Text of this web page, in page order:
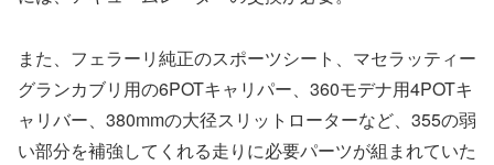
また、フェラーリ純正のスポーツシート、マセラッティー
グランカブリ用の6POTキャリパー、360モデナ用4POTキ
ャリバー、380mmの大径スリットローターなど、355の弱
い部分を補強してくれる走りに必要パーツが組まれていた